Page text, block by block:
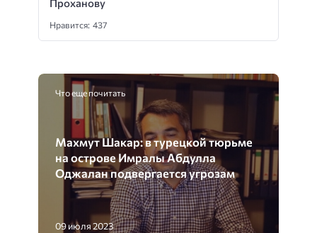
Проханову
Нравится: 437
Что еще почитать
Махмут Шакар: в турецкой тюрьме
на острове Имралы Абдулла
Оджалан подвергается угрозам
09 июля 2023